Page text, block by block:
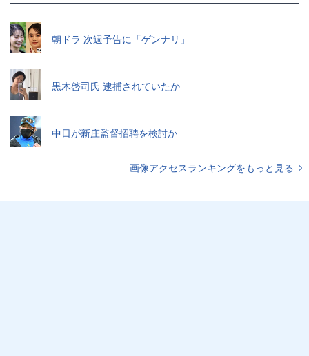
朝ドラ 次週予告に「ゲンナリ」
黒木啓司氏 逮捕されていたか
中日が新庄監督招聘を検討か
画像アクセスランキングをもっと見る